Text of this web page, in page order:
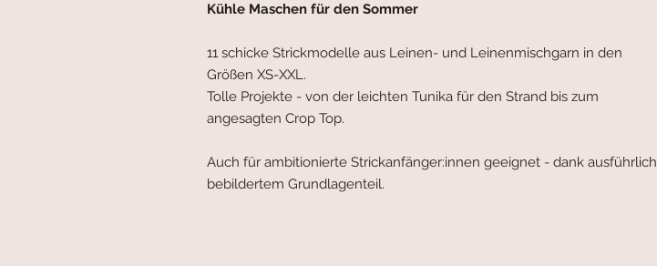
Kühle Maschen für den Sommer
11 schicke Strickmodelle aus Leinen- und Leinenmischgarn in den
Größen XS-XXL.
Tolle Projekte - von der leichten Tunika für den Strand bis zum
angesagten Crop Top.
Auch für ambitionierte Strickanfänger:innen geeignet - dank ausführlich
bebildertem Grundlagenteil.